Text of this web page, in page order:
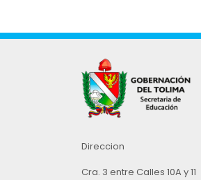
Direccion
Cra. 3 entre Calles 10A y 11